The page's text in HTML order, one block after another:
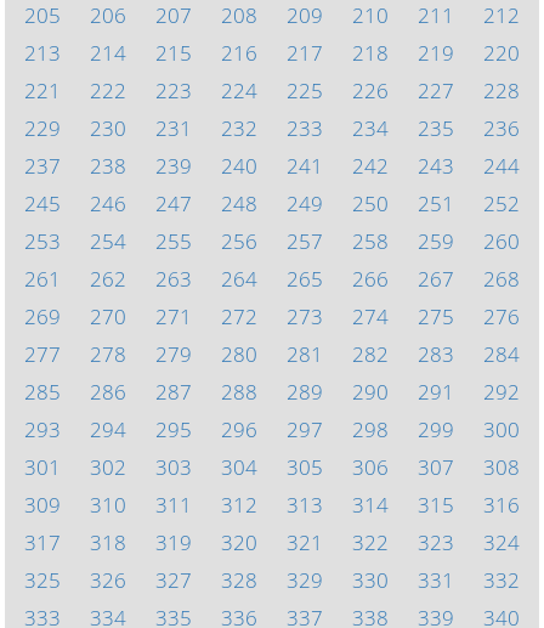
205
206 207 208 209 210 211
212
213
214 215 216 217 218 219
220
221
222 223 224 225 226 227
228
229
230 231 232 233 234 235
236
237
238 239 240 241 242 243
244
245
246 247 248 249 250 251
252
253
254 255 256 257 258 259
260
261
262 263 264 265 266 267
268
269
270 271 272 273 274 275
276
277
278 279 280 281 282 283
284
285
286 287 288 289 290 291
292
293
294 295 296 297 298 299
300
301
302 303 304 305 306 307
308
309
310 311 312 313 314 315
316
317
318 319 320 321 322 323
324
325
326 327 328 329 330 331
332
333
334 335 336 337 338 339 340